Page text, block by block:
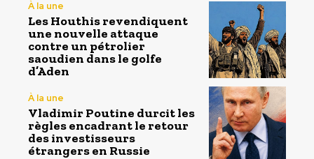
À la une
Les Houthis revendiquent
une nouvelle attaque
contre un pétrolier
saoudien dans le golfe
d’Aden
À la une
Vladimir Poutine durcit les
règles encadrant le retour
des investisseurs
étrangers en Russie